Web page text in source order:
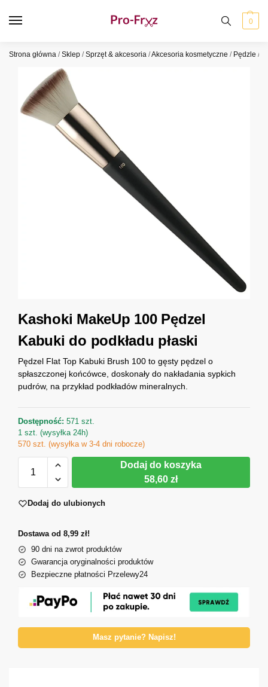
0
Strona główna /Sklep /Sprzęt & akcesoria /Akcesoria kosmetyczne / Pędzle /
Kashoki MakeUp 100 Pędzel
Kabuki do podkładu płaski
Pędzel Flat Top Kabuki Brush 100 to gęsty pędzel o
spłaszczonej końcówce, doskonały do nakładania sypkich
pudrów, na przykład podkładów mineralnych.
Dostępność: 571 szt.
1 szt. (wysyłka 24h)
570 szt. (wysyłka w 3-4 dni robocze)
Dodaj do koszyka
58,60 zł
Dodaj do ulubionych
Dostawa od 8,99 zł!
90 dni na zwrot produktów
Gwarancja oryginalności produktów
Bezpieczne płatności Przelewy24
Masz pytanie? Napisz!